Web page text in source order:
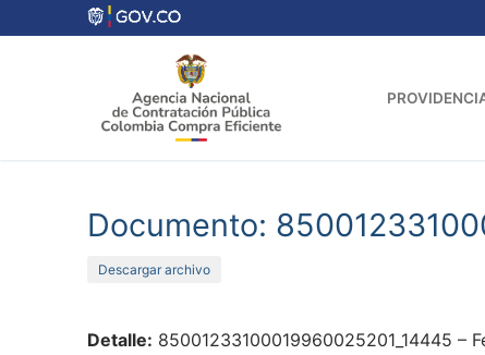
al
Documento:
Descargar archivo
Detalle: 85001233100019960025201_14445 –